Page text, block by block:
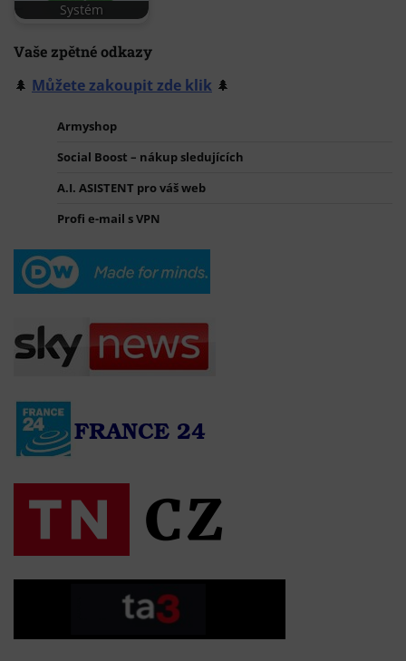
Systém
Vaše zpětné odkazy
🌲 Můžete zakoupit zde klik 🌲
Armyshop
Social Boost – nákup sledujících
A.I. ASISTENT pro váš web
Profi e-mail s VPN